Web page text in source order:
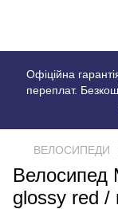
Офіційна
переплат.
ВЕЛОСИПЕДИ
Велосипед
glossy red /